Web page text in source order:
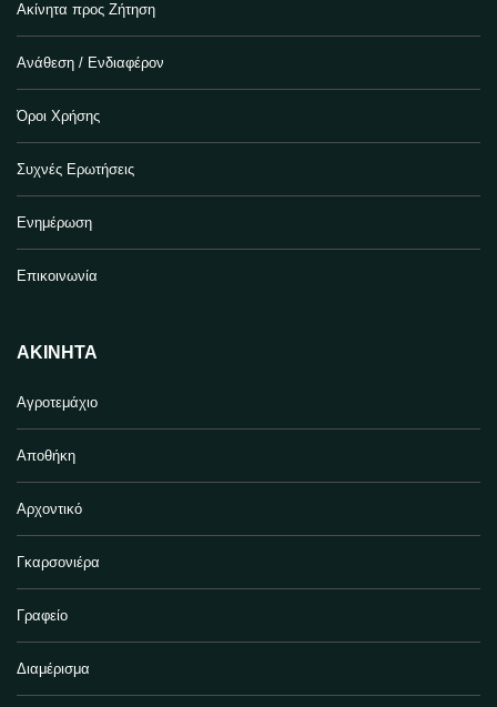
Ακίνητα προς Ζήτηση
Ανάθεση / Ενδιαφέρον
Όροι Χρήσης
Συχνές Ερωτήσεις
Ενημέρωση
Επικοινωνία
ΑΚΊΝΗΤΑ
Αγροτεμάχιο
Αποθήκη
Αρχοντικό
Γκαρσονιέρα
Γραφείο
Διαμέρισμα